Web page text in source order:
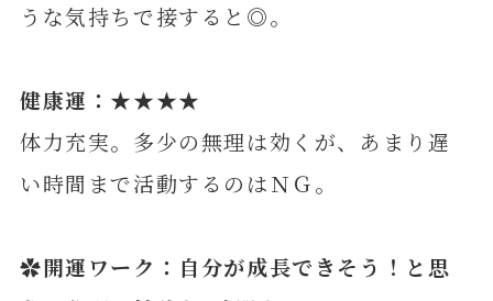
うな気持ちで接すると◎。
健康運：★★★★
体力充実。多少の無理は効くが、あまり遅
い時間まで活動するのはＮＧ。
✿開運ワーク：自分が成長できそう！と思